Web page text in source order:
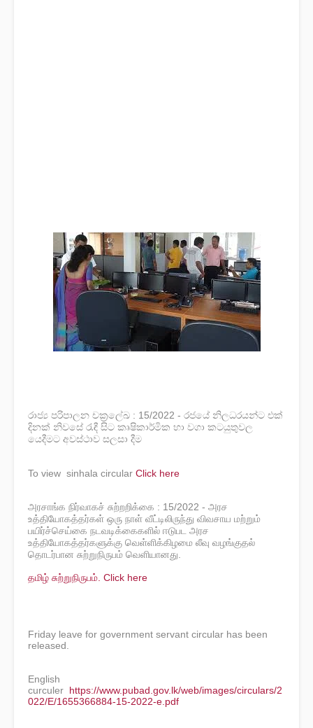
රාජ්‍ය පරිපාලන චක්‍රලේඛ : 15/2022 - රජයේ නිලධරයන්ට එක්
දිනක් නිවසේ රැඳී සිට කෘෂිකාර්මික හා වගා කටයුතුවල
යෙදීමට අවස්ථාව සලසා දීම
To view sinhala circular Click here
அரசாங்க நிர்வாகச் சுற்றறிக்கை : 15/2022 - அரச
உத்தியோகத்தர்கள் ஒரு நாள் வீட்டிலிருந்து விவசாய மற்றும்
பயிர்ச்செய்கை நடவடிக்கைகளில் ஈடுபட அரச
உத்தியோகத்தர்களுக்கு வெள்ளிக்கிழமை லீவு வழங்குதல்
தொடர்பான சுற்றுநிருபம் வெளியானது.
தமிழ் சுற்றுநிருபம். Click here
Friday leave for government servant circular has been
released.
English
curculer https://www.pubad.gov.lk/web/images/circulars/2
022/E/1655366884-15-2022-e.pdf